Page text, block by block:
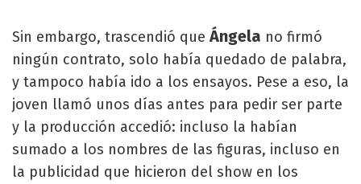
Sin embargo, trascendió queÁngela no firmó
ningún contrato, solo había quedado de palabra,
y tampoco había ido a los ensayos. Pese a eso, la
joven llamó unos días antes para pedir ser parte
y la producción accedió: incluso la habían
sumado a los nombres de las figuras, incluso en
la publicidad que hicieron del show en los